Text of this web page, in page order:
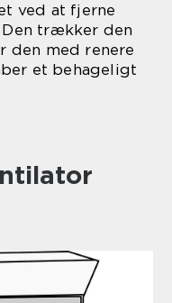
ved at fjerne
trækker den
med renere
et behageligt